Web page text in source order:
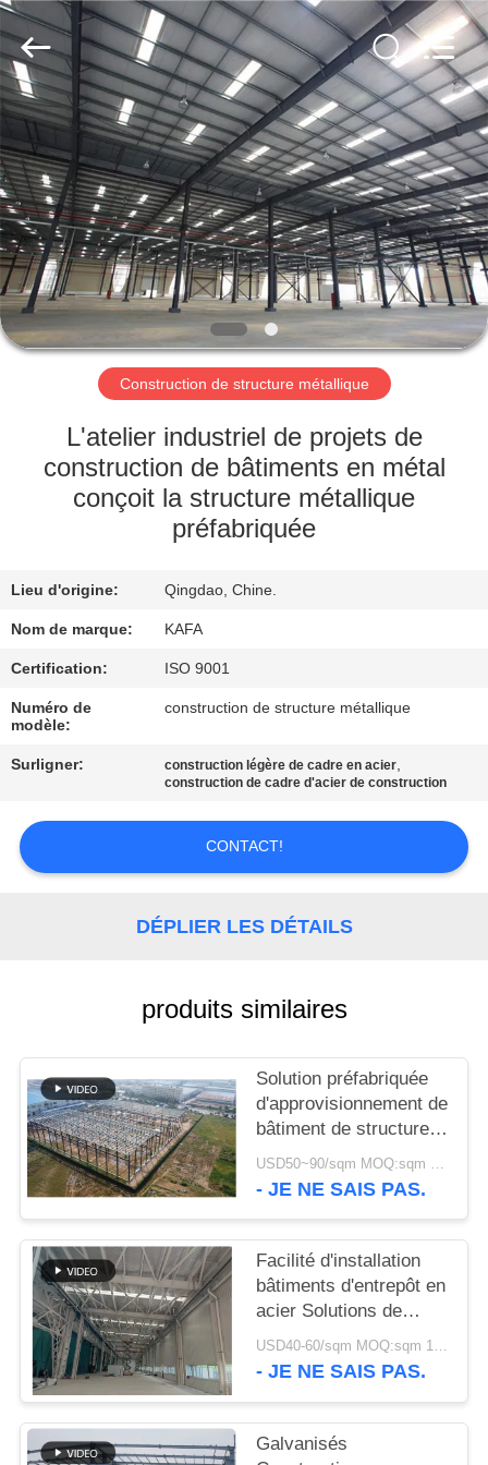
ACCUEIL
PRODUITS
VIDÉOS
SPECTACLE
DE
RÉALITÉ
VIRTUELLE
NOUS
VISITE
DE
CONTRÔLE
QUALITÉ
NOUVELLES
CAS
PLAN
DU
SITE
POLITIQUE
DE
CONFIDENTIALITÉ
Qingdao
KaFa
Fabrication
Co.,
Ltd..
All
Rights
Reserved.
Construction de structure métallique
L'atelier industriel de projets de
construction de bâtiments en métal
conçoit la structure métallique
préfabriquée
Lieu d'origine: Qingdao, Chine.
Nom de marque: KAFA
Certification: ISO 9001
Numéro de
modèle:
construction de structure métallique
Surligner: construction légère de cadre en acier,
construction de cadre d'acier de construction
CONTACT!
DÉPLIER LES DÉTAILS
produits similaires
Solution préfabriquée
d'approvisionnement de
bâtiment de structure
métallique pour
l'industrie
USD50~90/sqm MOQ:sqm 1000
- JE NE SAIS PAS.
Facilité d'installation
bâtiments d'entrepôt en
acier Solutions de
stockage
respectueuses de
USD40-60/sqm MOQ:sqm 1000
- JE NE SAIS PAS.
Galvanisés